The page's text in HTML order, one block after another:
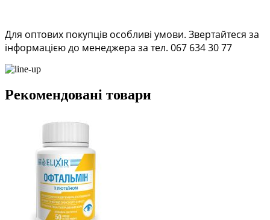
Для оптових покупців особливі умови. Звертайтеся за
інформацією до менеджера за тел. 067 634 30 77
Рекомендовані товари